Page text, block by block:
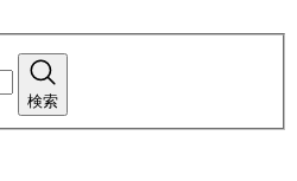
検索